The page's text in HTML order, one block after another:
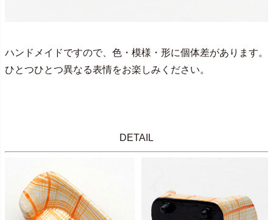
ハンドメイドですので、色・模様・形に個体差があります。
ひとつひとつ異なる表情をお楽しみください。
DETAIL